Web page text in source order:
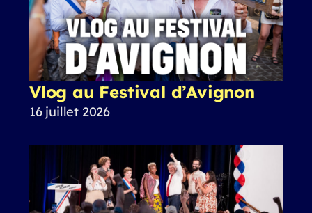
Vlog au Festival d’Avignon
16 juillet 2026